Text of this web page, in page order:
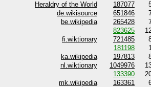
Heraldry of the World 187077
de.wikisource 651846
be.wikipedia 265428
823625
fi.wiktionary 721485
181198
ka.wikipedia 197813
nl.wiktionary 1049976
133390
mk.wikipedia 163361